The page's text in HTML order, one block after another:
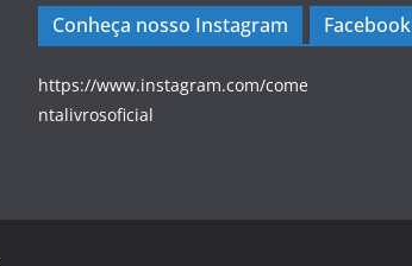
Conheça nosso Instagram
https://www.instagram.com/come
ntalivrosoficial
Facebook